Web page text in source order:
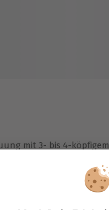
mit 3- bis 4-köpfigem
am Ende des Tages mit
die drei besten Teams